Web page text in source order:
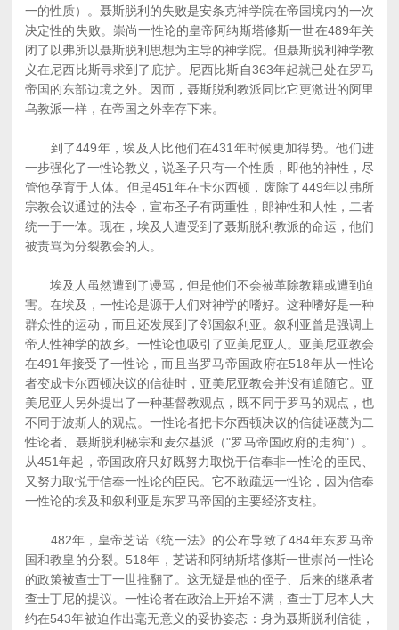
一的性质）。聂斯脱利的失败是安条克神学院在帝国境内的一次
决定性的失败。崇尚一性论的皇帝阿纳斯塔修斯一世在489年关
闭了以弗所以聂斯脱利思想为主导的神学院。但聂斯脱利神学教
义在尼西比斯寻求到了庇护。尼西比斯自363年起就已处在罗马
帝国的东部边境之外。因而，聂斯脱利教派同比它更激进的阿里
乌教派一样，在帝国之外幸存下来。
到了449年，埃及人比他们在431年时候更加得势。他们进
一步强化了一性论教义，说圣子只有一个性质，即他的神性，尽
管他孕育于人体。但是451年在卡尔西顿，废除了449年以弗所
宗教会议通过的法令，宣布圣子有两重性，郎神性和人性，二者
统一于一体。现在，埃及人遭受到了聂斯脱利教派的命运，他们
被责骂为分裂教会的人。
埃及人虽然遭到了谩骂，但是他们不会被革除教籍或遭到迫
害。在埃及，一性论是源于人们对神学的嗜好。这种嗜好是一种
群众性的运动，而且还发展到了邻国叙利亚。叙利亚曾是强调上
帝人性神学的故乡。一性论也吸引了亚美尼亚人。亚美尼亚教会
在491年接受了一性论，而且当罗马帝国政府在518年从一性论
者变成卡尔西顿决议的信徒时，亚美尼亚教会并没有追随它。亚
美尼亚人另外提出了一种基督教观点，既不同于罗马的观点，也
不同于波斯人的观点。一性论者把卡尔西顿决议的信徒诬蔑为二
性论者、聂斯脱利秘宗和麦尔基派（"罗马帝国政府的走狗"）。
从451年起，帝国政府只好既努力取悦于信奉非一性论的臣民、
又努力取悦于信奉一性论的臣民。它不敢疏远一性论，因为信奉
一性论的埃及和叙利亚是东罗马帝国的主要经济支柱。
482年，皇帝芝诺《统一法》的公布导致了484年东罗马帝
国和教皇的分裂。518年，芝诺和阿纳斯塔修斯一世崇尚一性论
的政策被查士丁一世推翻了。这无疑是他的侄子、后来的继承者
查士丁尼的提议。一性论者在政治上开始不满，查士丁尼本人大
约在543年被迫作出毫无意义的妥协姿态：身为聂斯脱利信徒，